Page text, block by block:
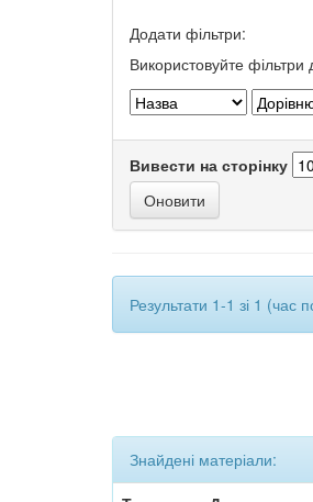
Додати фільтри:
Використовуйте фільтри
Вивести на сторінку
Результати 1-1 зі 1 (час
Знайдені матеріали: